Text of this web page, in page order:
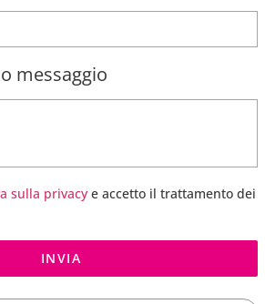
messaggio
sulla privacy e accetto il trattamento dei
INVIA